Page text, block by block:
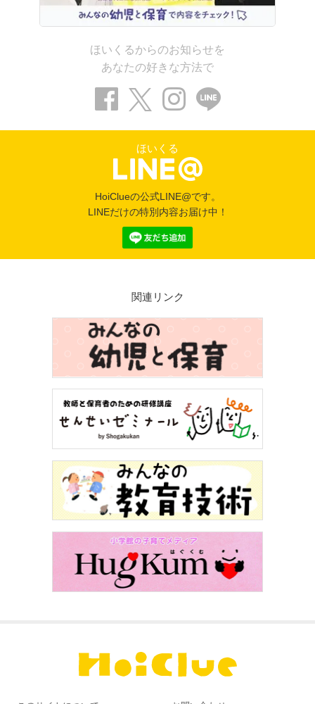
ほいくるからのお知らせを
あなたの好きな方法で
ほいくる
HoiClueの公式LINE@です。
LINEだけの特別内容お届け中！
関連リンク